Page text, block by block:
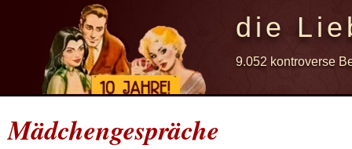
die
9.052 kontroverse
Mädchengespräche